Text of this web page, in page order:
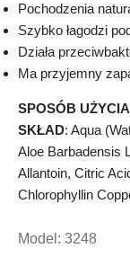
Model: 3248
Pochodzenia
Szybko łagodzi
Działa
Ma przyjemny
SPOSÓB
SKŁAD: Aqua
Aloe Barbadensis
Allantoin, Citric
Chlorophyllin